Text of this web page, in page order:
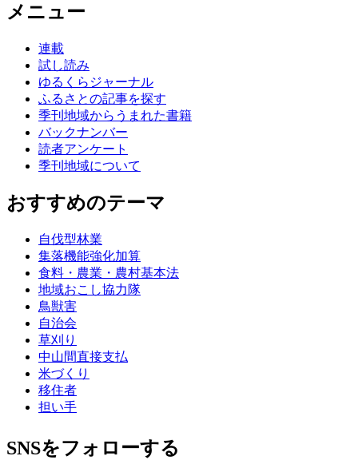
メニュー
連載
試し読み
ゆるくらジャーナル
ふるさとの記事を探す
季刊地域からうまれた書籍
バックナンバー
読者アンケート
季刊地域について
おすすめのテーマ
自伐型林業
集落機能強化加算
食料・農業・農村基本法
地域おこし協力隊
鳥獣害
自治会
草刈り
中山間直接支払
米づくり
移住者
担い手
SNSをフォローする